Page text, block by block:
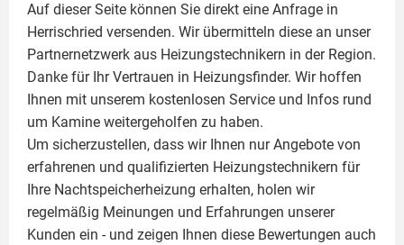
Auf dieser Seite können Sie direkt eine Anfrage in
Herrischried versenden. Wir übermitteln diese an unser
Partnernetzwerk aus Heizungstechnikern in der Region.
Danke für Ihr Vertrauen in Heizungsfinder. Wir hoffen
Ihnen mit unserem kostenlosen Service und Infos rund
um Kamine weitergeholfen zu haben.
Um sicherzustellen, dass wir Ihnen nur Angebote von
erfahrenen und qualifizierten Heizungstechnikern für
Ihre Nachtspeicherheizung erhalten, holen wir
regelmäßig Meinungen und Erfahrungen unserer
Kunden ein - und zeigen Ihnen diese Bewertungen auch